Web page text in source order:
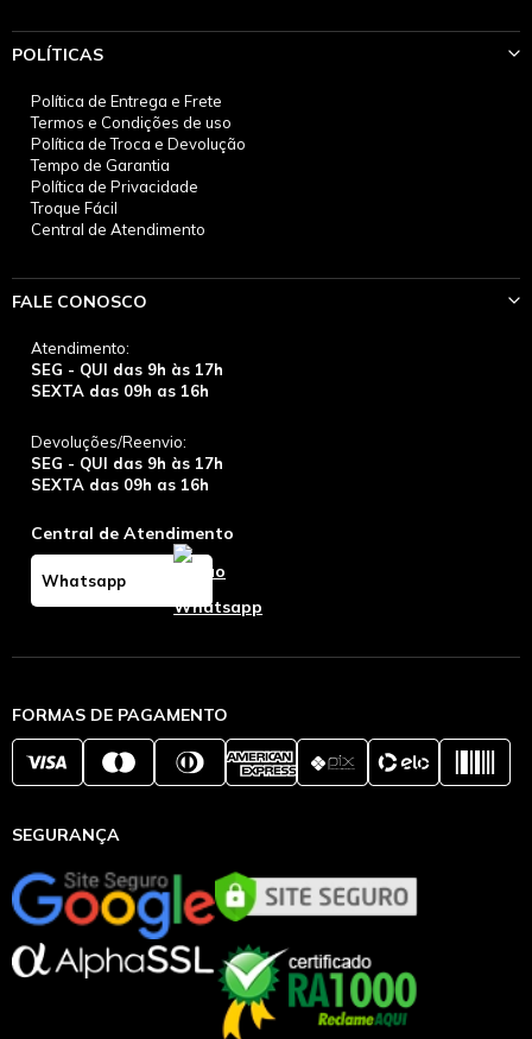
POLÍTICAS
Política de Entrega e Frete
Termos e Condições de uso
Política de Troca e Devolução
Tempo de Garantia
Política de Privacidade
Troque Fácil
Central de Atendimento
FALE CONOSCO
Atendimento:
SEG - QUI das 9h às 17h
SEXTA das 09h as 16h
Devoluções/Reenvio:
SEG - QUI das 9h às 17h
SEXTA das 09h as 16h
Central de Atendimento
Whatsapp
FORMAS DE PAGAMENTO
SEGURANÇA